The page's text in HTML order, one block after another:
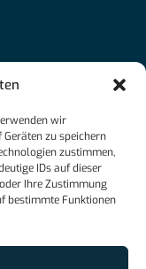
wir
zu speichern
zustimmen,
IDs auf dieser
Ihre Zustimmung
bestimmte Funktionen
Online-
Maturität bis zu
und den Erfolg in